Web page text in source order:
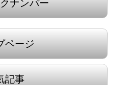
ナンバー
ページ
記事